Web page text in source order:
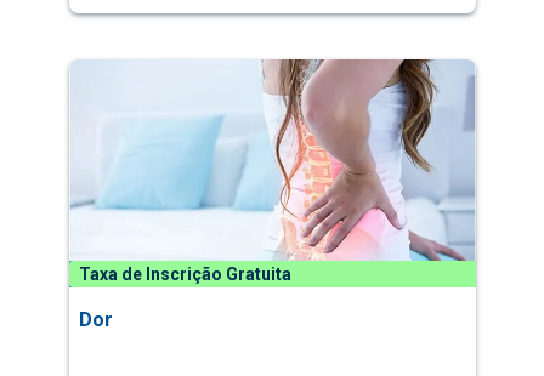
Taxa de Inscrição Gratuita
Dor